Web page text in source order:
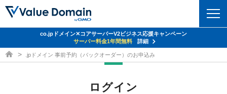
ドメイントップ
co.jpドメイン✕コアサーバーV2ビジネス応援キャンペーン
サーバー料金1年間無料
詳細
ドメイン取得ならバリュードメイン
.jpドメイン 事前予約（バックオーダー）のお申込み
ログイン